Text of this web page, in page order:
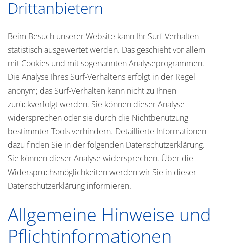
Drittanbietern
Beim Besuch unserer Website kann Ihr Surf-Verhalten
statistisch ausgewertet werden. Das geschieht vor allem
mit Cookies und mit sogenannten Analyseprogrammen.
Die Analyse Ihres Surf-Verhaltens erfolgt in der Regel
anonym; das Surf-Verhalten kann nicht zu Ihnen
zurückverfolgt werden. Sie können dieser Analyse
widersprechen oder sie durch die Nichtbenutzung
bestimmter Tools verhindern. Detaillierte Informationen
dazu finden Sie in der folgenden Datenschutzerklärung.
Sie können dieser Analyse widersprechen. Über die
Widerspruchsmöglichkeiten werden wir Sie in dieser
Datenschutzerklärung informieren.
Allgemeine Hinweise und
Pflichtinformationen